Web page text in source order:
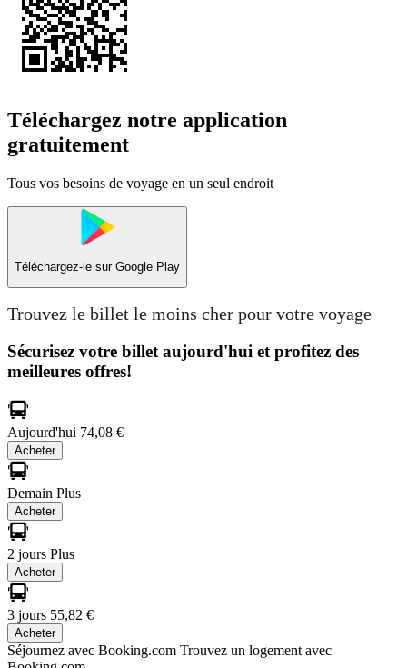
Téléchargez notre application
gratuitement
Tous vos besoins de voyage en un seul endroit
Téléchargez-le sur Google Play
Trouvez le billet le moins cher pour votre voyage
Sécurisez votre billet aujourd'hui et profitez des
meilleures offres!
Aujourd'hui 74,08 €
Acheter
Demain Plus
Acheter
2 jours Plus
Acheter
3 jours 55,82 €
Acheter
Séjournez avec Booking.com Trouvez un logement avec